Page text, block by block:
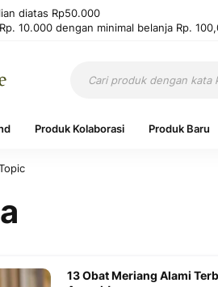
diatas Rp50.000
10.000 dengan minimal belanja Rp.
Produk Kolaborasi Produk Baru
13 Obat Meriang Alami